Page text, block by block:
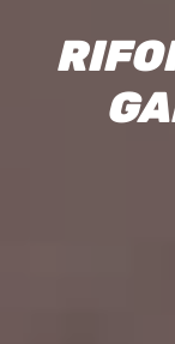
RIFO
GA